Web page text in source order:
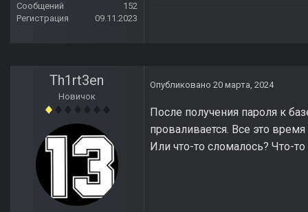
Сообщений
152
Регистрация
09.11.2023
Th1rt3en
Новичок
Опубликовано 20 марта, 2024
После получения пароля к
проваливается. Все это
Или что-то сломалось? Что-